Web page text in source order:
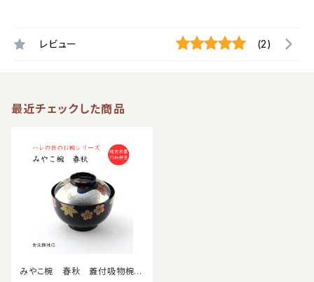
レビュー (2)
最近チェックした商品
みやこ椀 春秋 蓋付吸物椀